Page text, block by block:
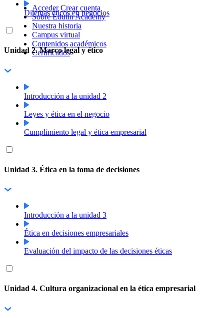
Acceder Crear cuenta
Sobre Edutin Academy
Nuestra historia
Campus virtual
Contenidos académicos
Certificados
Dilemas éticos en negocios
Unidad 2. Marco legal y ético
Introducción a la unidad 2
Leyes y ética en el negocio
Cumplimiento legal y ética empresarial
Unidad 3. Ética en la toma de decisiones
Introducción a la unidad 3
Ética en decisiones empresariales
Evaluación del impacto de las decisiones éticas
Unidad 4. Cultura organizacional en la ética empresarial